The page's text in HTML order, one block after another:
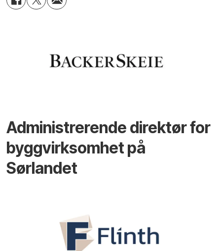
Administrerende direktør for
byggvirksomhet på
Sørlandet